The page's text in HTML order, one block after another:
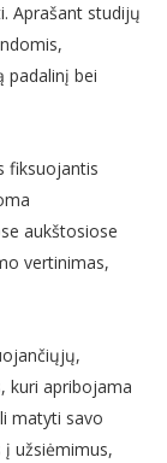
Aprašant studijų
padalinį bei
fiksuojantis
aukštosiose
vertinimas,
kuri apribojama
matyti savo
užsiėmimus,